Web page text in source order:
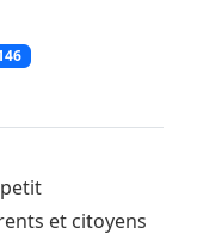
et citoyens